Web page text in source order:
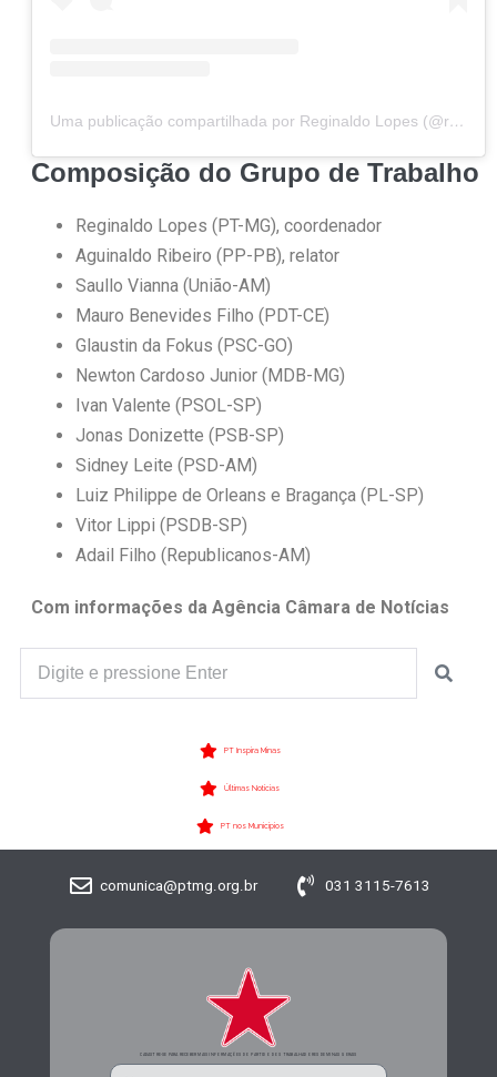
Uma publicação compartilhada por Reginaldo Lopes (@reginaldolopesmg)
Composição do Grupo de Trabalho
Reginaldo Lopes (PT-MG), coordenador
Aguinaldo Ribeiro (PP-PB), relator
Saullo Vianna (União-AM)
Mauro Benevides Filho (PDT-CE)
Glaustin da Fokus (PSC-GO)
Newton Cardoso Junior (MDB-MG)
Ivan Valente (PSOL-SP)
Jonas Donizette (PSB-SP)
Sidney Leite (PSD-AM)
Luiz Philippe de Orleans e Bragança (PL-SP)
Vitor Lippi (PSDB-SP)
Adail Filho (Republicanos-AM)
Com informações da Agência Câmara de Notícias
PT Inspira Minas
Últimas Notícias
PT nos Municípios
comunica@ptmg.org.br 031 3115-7613
CADASTRE-SE PARA RECEBER MAIS INFORMAÇÕES DO PARTIDO DOS TRABALHADORES DE MINAS GERAIS